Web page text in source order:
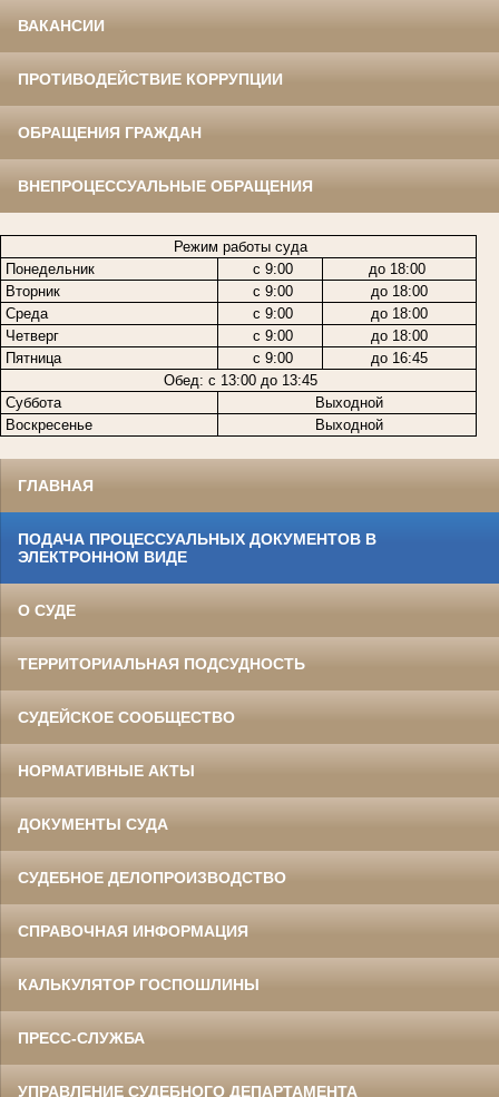
ВАКАНСИИ
ПРОТИВОДЕЙСТВИЕ КОРРУПЦИИ
ОБРАЩЕНИЯ ГРАЖДАН
ВНЕПРОЦЕССУАЛЬНЫЕ ОБРАЩЕНИЯ
Режим работы суда
Понедельник
с 9:00
до 18:00
Вторник
с 9:00
до 18:00
Среда
с 9:00
до 18:00
Четверг
с 9:00
до 18:00
Пятница
с 9:00
до 16:45
Обед: с 13:00 до 13:45
Суббота
Выходной
Воскресенье
Выходной
ГЛАВНАЯ
ПОДАЧА ПРОЦЕССУАЛЬНЫХ ДОКУМЕНТОВ В
ЭЛЕКТРОННОМ ВИДЕ
О СУДЕ
ТЕРРИТОРИАЛЬНАЯ ПОДСУДНОСТЬ
СУДЕЙСКОЕ СООБЩЕСТВО
НОРМАТИВНЫЕ АКТЫ
ДОКУМЕНТЫ СУДА
СУДЕБНОЕ ДЕЛОПРОИЗВОДСТВО
СПРАВОЧНАЯ ИНФОРМАЦИЯ
КАЛЬКУЛЯТОР ГОСПОШЛИНЫ
ПРЕСС-СЛУЖБА
УПРАВЛЕНИЕ СУДЕБНОГО ДЕПАРТАМЕНТА